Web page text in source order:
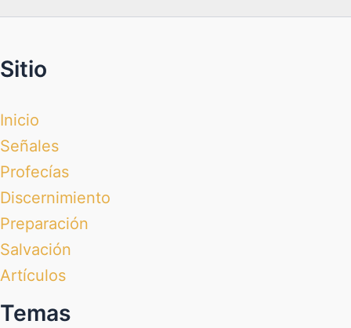
Sitio
Inicio
Señales
Profecías
Discernimiento
Preparación
Salvación
Artículos
Temas